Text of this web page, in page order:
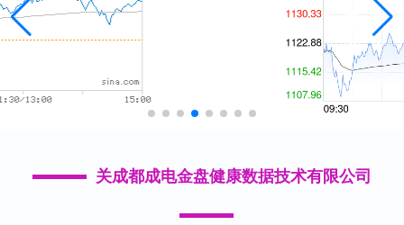
关成都成电金盘健康数据技术有限公司